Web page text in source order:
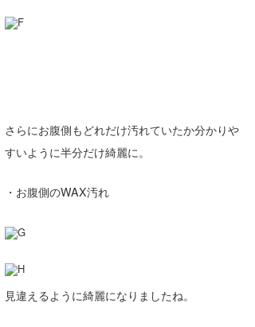
さらにお腹側もどれだけ汚れていたか分かりや
すいように半分だけ綺麗に。
・お腹側のWAX汚れ
見違えるように綺麗になりましたね。